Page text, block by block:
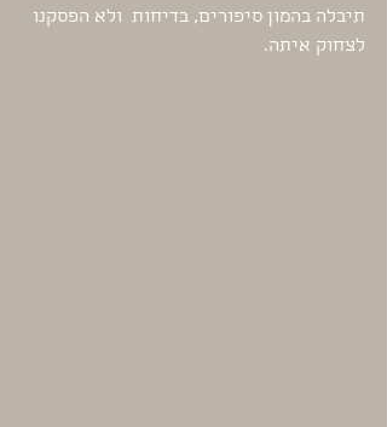
תיבלה בהמון סיפורים, בדיחות  ולא הפסקנו
לצחוק איתה.